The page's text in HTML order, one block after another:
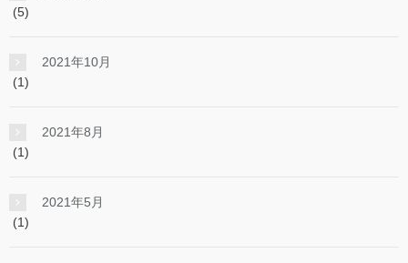
(5)
2021年10月
(1)
2021年8月
(1)
2021年5月
(1)